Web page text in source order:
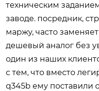
техническим
заводе. посредник,
маржу, часто
дешевый аналог без
один из наших
с тем, что вместо
q345b ему поставили